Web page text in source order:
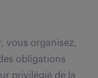
vous organisez,
obligations
privilégié de la